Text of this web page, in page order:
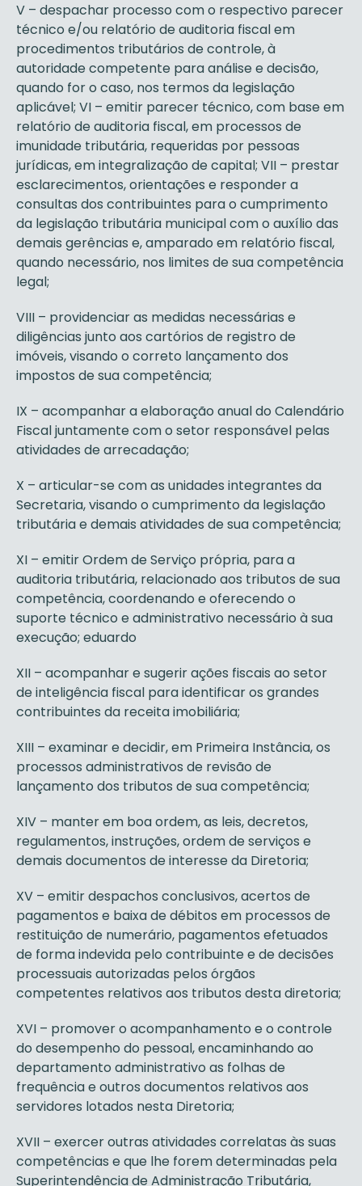
V – despachar processo com o respectivo parecer
técnico e/ou relatório de auditoria fiscal em
procedimentos tributários de controle, à
autoridade competente para análise e decisão,
quando for o caso, nos termos da legislação
aplicável; VI – emitir parecer técnico, com base em
relatório de auditoria fiscal, em processos de
imunidade tributária, requeridas por pessoas
jurídicas, em integralização de capital; VII – prestar
esclarecimentos, orientações e responder a
consultas dos contribuintes para o cumprimento
da legislação tributária municipal com o auxílio das
demais gerências e, amparado em relatório fiscal,
quando necessário, nos limites de sua competência
legal;
VIII – providenciar as medidas necessárias e
diligências junto aos cartórios de registro de
imóveis, visando o correto lançamento dos
impostos de sua competência;
IX – acompanhar a elaboração anual do Calendário
Fiscal juntamente com o setor responsável pelas
atividades de arrecadação;
X – articular-se com as unidades integrantes da
Secretaria, visando o cumprimento da legislação
tributária e demais atividades de sua competência;
XI – emitir Ordem de Serviço própria, para a
auditoria tributária, relacionado aos tributos de sua
competência, coordenando e oferecendo o
suporte técnico e administrativo necessário à sua
execução; eduardo
XII – acompanhar e sugerir ações fiscais ao setor
de inteligência fiscal para identificar os grandes
contribuintes da receita imobiliária;
XIII – examinar e decidir, em Primeira Instância, os
processos administrativos de revisão de
lançamento dos tributos de sua competência;
XIV – manter em boa ordem, as leis, decretos,
regulamentos, instruções, ordem de serviços e
demais documentos de interesse da Diretoria;
XV – emitir despachos conclusivos, acertos de
pagamentos e baixa de débitos em processos de
restituição de numerário, pagamentos efetuados
de forma indevida pelo contribuinte e de decisões
processuais autorizadas pelos órgãos
competentes relativos aos tributos desta diretoria;
XVI – promover o acompanhamento e o controle
do desempenho do pessoal, encaminhando ao
departamento administrativo as folhas de
frequência e outros documentos relativos aos
servidores lotados nesta Diretoria;
XVII – exercer outras atividades correlatas às suas
competências e que lhe forem determinadas pela
Superintendência de Administração Tributária,